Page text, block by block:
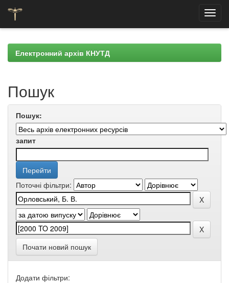
navigationЕлектронний архів КНУТД
Пошук
Пошук:
запит
Поточні фільтри:
Почати новий пошук
Додати фільтри: